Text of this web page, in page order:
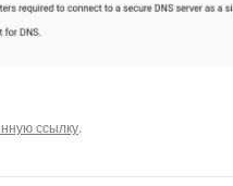
ссылку.